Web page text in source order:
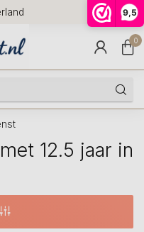
9,5
Voor
huis
9.5
0
12.5 jaar in